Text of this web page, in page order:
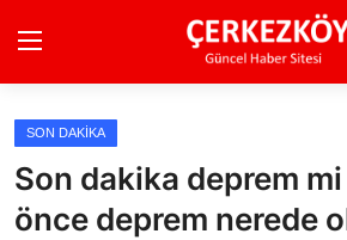
Ana Sayfa
Son Dakika
SON DAKIKA
Son dakika deprem
önce deprem nerede